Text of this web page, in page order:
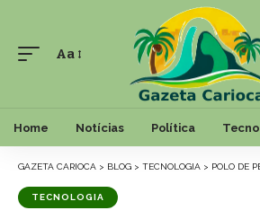
Font
Aa
Home Notícias Política
GAZETA CARIOCA > BLOG > TECNOLOGIA > POLO DE PETRÓLEO E GÁS
TECNOLOGIA